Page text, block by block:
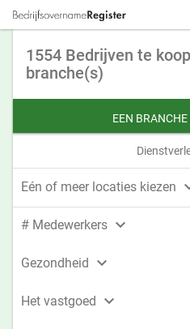
1554 Bedrijven te
branche(s)
EEN
Eén of meer locaties kiezen
# Medewerkers 
Gezondheid 
Het vastgoed 